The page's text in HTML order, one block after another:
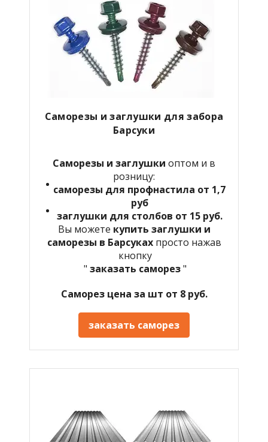
Саморезы и заглушки для забора
Барсуки
Саморезы и заглушки оптом и в
розницу:
саморезы для профнастила от 1,7
руб
заглушки для столбов от 15 руб.
Вы можете купить заглушки и
саморезы в Барсуках просто нажав
кнопку
" заказать саморез"
Саморез цена за шт от 8 руб.
заказать саморез